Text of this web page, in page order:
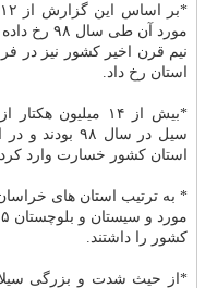
مورد آن
استان رخ داد.
*بیش از ۱۴
استان كشور خسارت وارد كرد.
كشور را داشتند.
*از حیث شدت و بزرگی